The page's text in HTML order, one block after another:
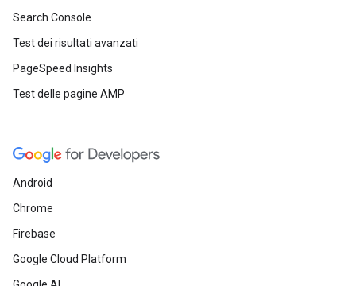
Search Console
Test dei risultati avanzati
PageSpeed Insights
Test delle pagine AMP
Android
Chrome
Firebase
Google Cloud Platform